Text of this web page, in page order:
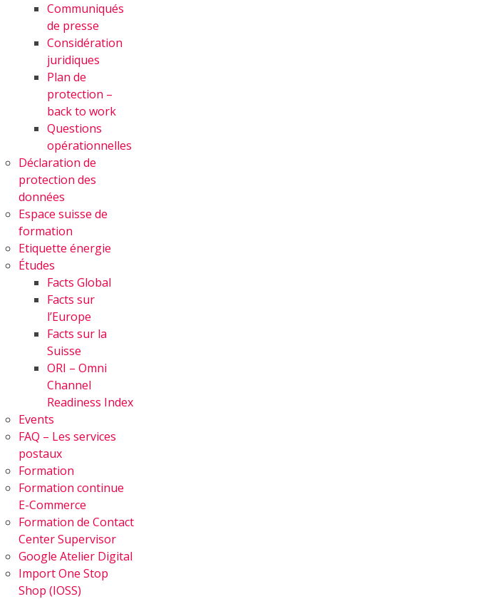
Communiqués
de presse
Considération
juridiques
Plan de
protection –
back to work
Questions
opérationnelles
Déclaration de
protection des
données
Espace suisse de
formation
Etiquette énergie
Études
Facts Global
Facts sur
l’Europe
Facts sur la
Suisse
ORI – Omni
Channel
Readiness Index
Events
FAQ – Les services
postaux
Formation
Formation continue
E-Commerce
Formation de Contact
Center Supervisor
Google Atelier Digital
Import One Stop
Shop (IOSS)